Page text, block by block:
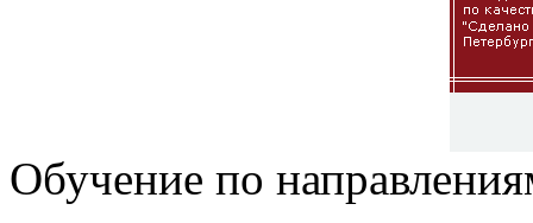
Обучение по